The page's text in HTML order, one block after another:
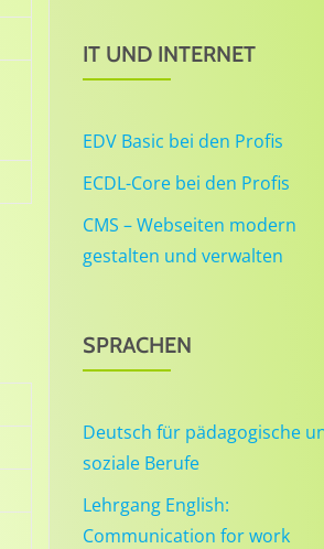
IT UND INTERNET
EDV Basic bei den Profis
ECDL-Core bei den Profis
CMS – Webseiten modern
gestalten und verwalten
SPRACHEN
Deutsch für pädagogische
soziale Berufe
Lehrgang English:
Communication for work